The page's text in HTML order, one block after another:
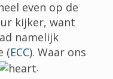
even op de
kijker, want
namelijk
(ECC). Waar ons
.